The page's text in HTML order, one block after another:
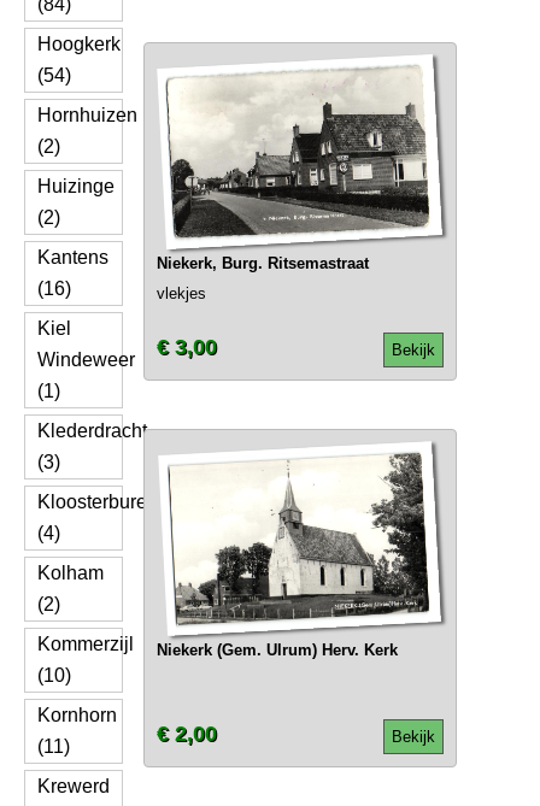
(84)
Hoogkerk
(54)
Hornhuizen
(2)
Huizinge
(2)
Kantens
(16)
Kiel
Windeweer
(1)
Klederdracht
(3)
Kloosterburen
(4)
Kolham
(2)
Kommerzijl
(10)
Kornhorn
(11)
Krewerd
Niekerk, Burg. Ritsemastraat
vlekjes
Bekijk
€ 3,00
Niekerk (Gem. Ulrum) Herv. Kerk
Bekijk
€ 2,00